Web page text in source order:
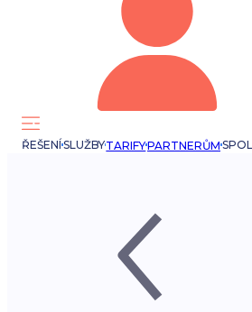
ŘEŠENÍSLUŽBYTARIFYPARTNERŮM